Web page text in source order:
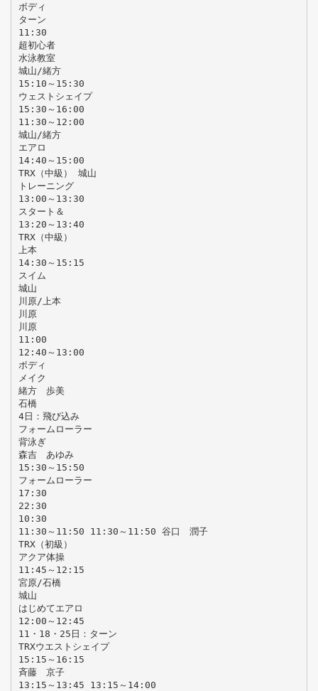
ボディ
ターン
11:30
超初心者
水泳教室
城山/緒方
15:10～15:30
ウェストシェイプ
15:30～16:00
11:30～12:00
城山/緒方
エアロ
14:40～15:00
TRX（中級） 城山
トレーニング
13:00～13:30
スタート＆
13:20～13:40
TRX（中級）
上本
14:30～15:15
スイム
城山
川原/上本
川原
川原
11:00
12:40～13:00
ボディ
メイク
緒方 歩美
石橋
4日：飛び込み
フォームローラー
背泳ぎ
森吉 あゆみ
15:30～15:50
フォームローラー
17:30
22:30
10:30
11:30～11:50 11:30～11:50 谷口 潤子
TRX（初級）
アクア体操
11:45～12:15
宮原/石橋
城山
はじめてエアロ
12:00～12:45
11・18・25日：ターン
TRXウエストシェイプ
15:15～16:15
斉藤 京子
13:15～13:45 13:15～14:00